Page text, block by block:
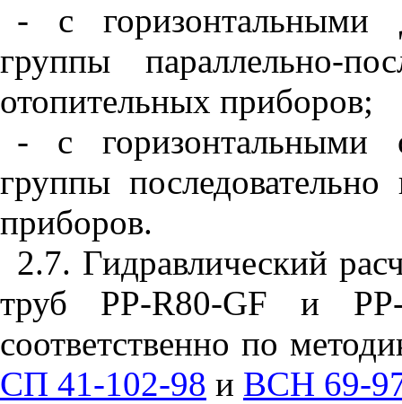
- с горизонтальными
группы параллельно-
отопительных приборов;
- с горизонтальными
группы
приборов.
2.7. Гидравлический
труб РР-R80-GF и PP
соответственно по
СП 41-102-98 и ВСН 69-